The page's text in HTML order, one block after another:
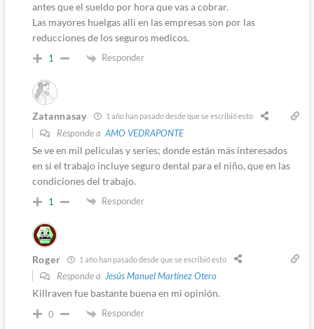
antes que el sueldo por hora que vas a cobrar.
Las mayores huelgas alli en las empresas son por las
reducciones de los seguros medicos.
1 Responder
Zatannasay 1 año han pasado desde que se escribió esto
Responde a AMO VEDRAPONTE
Se ve en mil películas y series; donde están más interesados
en si el trabajo incluye seguro dental para el niño, que en las
condiciones del trabajo.
1 Responder
Roger 1 año han pasado desde que se escribió esto
Responde a Jesús Manuel Martínez Otero
Killraven fue bastante buena en mi opinión.
0 Responder